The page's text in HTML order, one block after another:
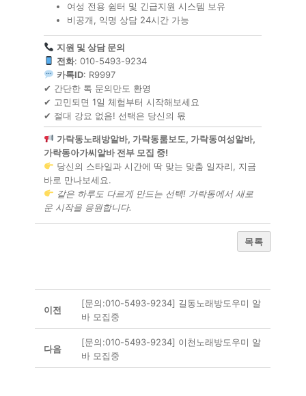
여성 전용 쉼터 및 긴급지원 시스템 보유
비공개, 익명 상담 24시간 가능
지원 및 상담 문의
전화: 010-5493-9234
카톡ID: R9997
✔ 간단한 톡 문의만도 환영
✔ 고민되면 1일 체험부터 시작해보세요
✔ 절대 강요 없음! 선택은 당신의 몫
가락동노래방알바, 가락동룸보도, 가락동여성알바,
가락동아가씨알바 전부 모집 중!
당신의 스타일과 시간에 딱 맞는 맞춤 일자리, 지금
바로 만나보세요.
같은 하루도 다르게 만드는 선택! 가락동에서 새로
운 시작을 응원합니다.
목록
이전
[문의:010-5493-9234] 길동노래방도우미 알
바 모집중
다음
[문의:010-5493-9234] 이천노래방도우미 알
바 모집중